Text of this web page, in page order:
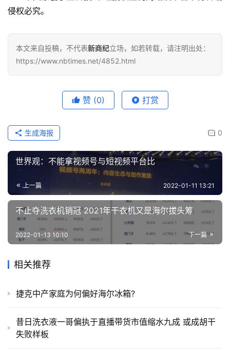
侵权必究。
本文来自投稿，不代表新商纪立场，如若转载，请注明出处：
https://www.nbtimes.net/4852.html
赞 (0) 打赏
0
生成海报
世界观：不能拿视频号与短视频平台比
上一篇 2022-01-11 13:21
不止夺洗衣机销冠 2021年干衣机又是海尔拔头筹
下一篇
2022-01-13 10:10
相关推荐
捷克中产家庭为何偏好海尔冰箱?
昔日洗衣液一哥偏执于直播带货市值缩水九成 或成胡干
失败样板